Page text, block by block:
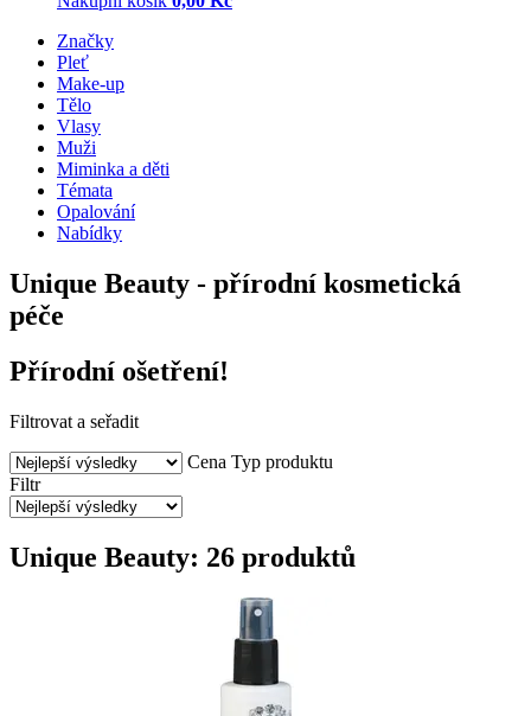
Značky
Pleť
Make-up
Tělo
Vlasy
Muži
Miminka a děti
Témata
Opalování
Nabídky
Unique Beauty - přírodní kosmetická
péče
Přírodní ošetření!
Filtrovat a seřadit
Cena Typ produktu
Filtr
Unique Beauty: 26 produktů